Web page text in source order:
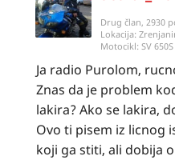
Drug član, 2930
Lokacija:
Motocikl: SV
Ja radio Purolom,
Znas da je problem
lakira? Ako se lakira,
Ovo ti pisem iz licnog
koji ga stiti, ali dobija